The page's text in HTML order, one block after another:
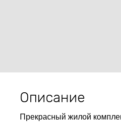
Описание
Прекрасный жилой